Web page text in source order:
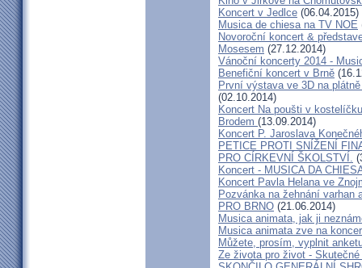
Koncert v Jedlce (06.04.2015)
Musica de chiesa na TV NOE
Novoroční koncert &
Mosesem (27.12.2014)
Vánoční koncerty 2014 -
Benefiční koncert v Brně
První výstava ve 3D na
(02.10.2014)
Koncert Na poušti v
Brodem (13.09.2014)
Koncert P. Jaroslava
PETICE PROTI SNÍŽENÍ
PRO CÍRKEVNÍ ŠKOLSTVÍ.
Koncert - MUSICA DA
Koncert Pavla Helana ve
Pozvánka na žehnání varhan
PRO BRNO (21.06.2014)
Musica animata, jak ji
Musica animata zve na
Můžete, prosím, vyplnit
Ze života pro život -